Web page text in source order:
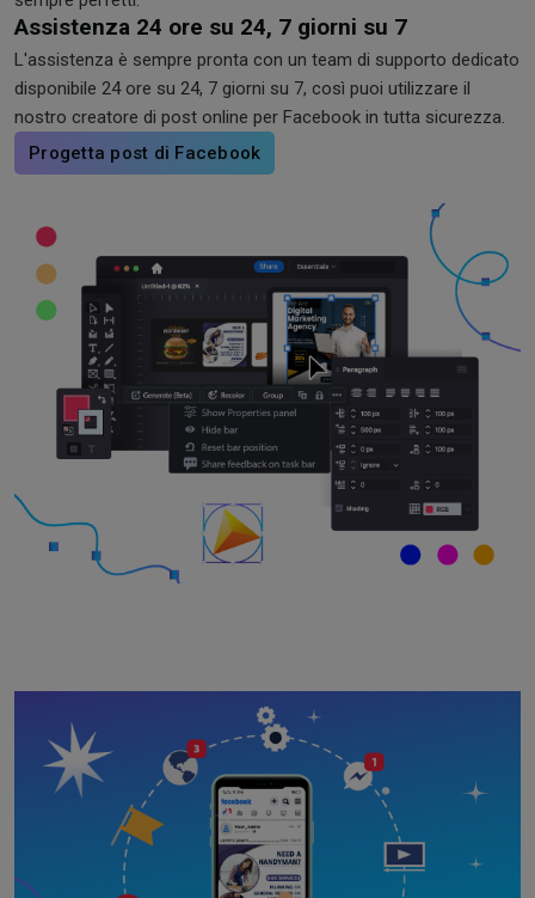
Assistenza 24 ore su 24, 7 giorni su 7
L'assistenza è sempre pronta con un team di supporto dedicato
disponibile 24 ore su 24, 7 giorni su 7, così puoi utilizzare il
nostro creatore di post online per Facebook in tutta sicurezza.
Progetta post di Facebook